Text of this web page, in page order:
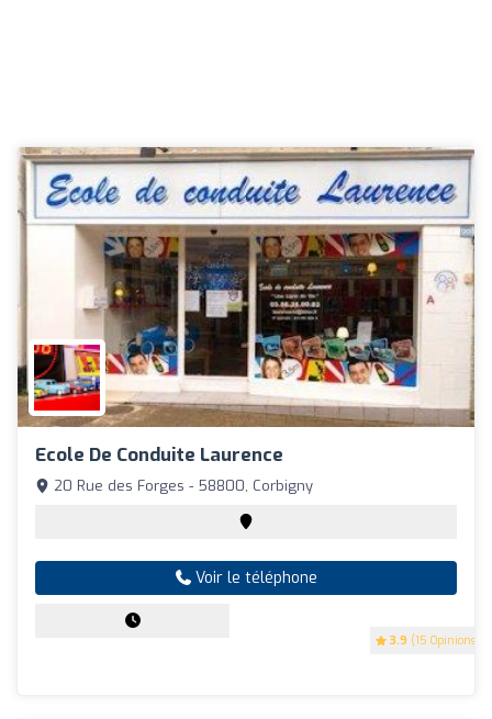
Ecole De Conduite Laurence
3.9 (15 Opinions)
20 Rue des Forges - 58800, Corbigny
Voir le téléphone